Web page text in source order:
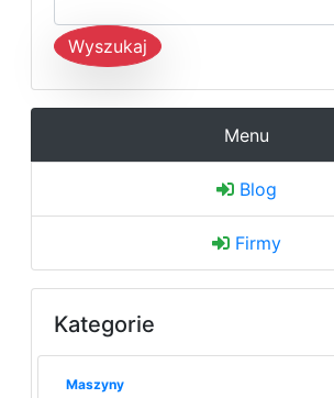
Wyszukaj
Menu
Blog
Firmy
Kategorie
Maszyny